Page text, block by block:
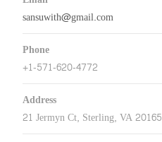
sansuwith@gmail.com
Phone
+1-571-620-4772
Address
21 Jermyn Ct, Sterling, VA 20165